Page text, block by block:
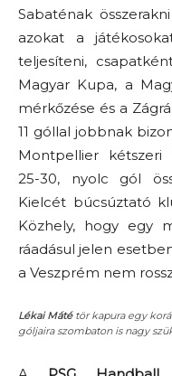
Sabaténak
azokat a
teljesíteni,
Magyar Kupa, a
mérkőzése és a
11 góllal jobbnak
Montpellier kétszeri
25-30, nyolc gól
Kielcét búcsúztató
Közhely, hogy egy
ráadásul jelen
a Veszprém nem
Lékai Mátétör kapura egy
góljaira szombaton is nagy